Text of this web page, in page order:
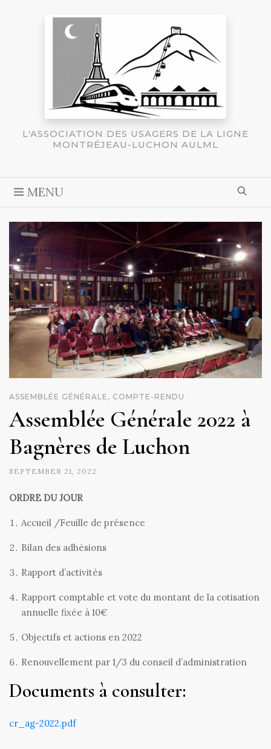
L'ASSOCIATION DES USAGERS DE LA LIGNE
MONTRÉJEAU-LUCHON AULML
MENU
ASSEMBLÉE GÉNÉRALE, COMPTE-RENDU
Assemblée Générale 2022 à
Bagnères de Luchon
SEPTEMBER 21, 2022
ORDRE DU JOUR
Accueil /Feuille de présence
Bilan des adhésions
Rapport d’activités
Rapport comptable et vote du montant de la cotisation
annuelle fixée à 10€
Objectifs et actions en 2022
Renouvellement par 1/3 du conseil d’administration
Documents à consulter:
cr_ag-2022.pdf